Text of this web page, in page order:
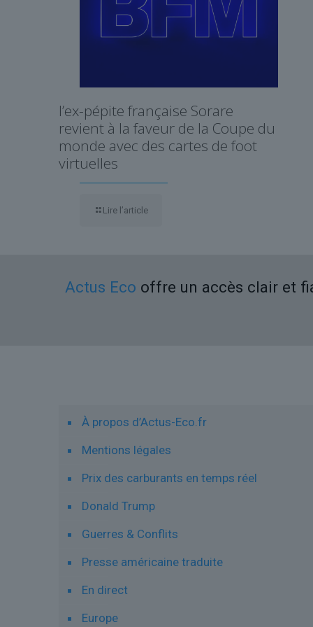
l’ex-pépite française Sorare
revient à la faveur de la Coupe du
monde avec des cartes de foot
virtuelles
Lire l’article
Actus Eco offre un accès clair et
À propos d’Actus-Eco.fr
Mentions légales
Prix des carburants en temps réel
Donald Trump
Guerres & Conflits
Presse américaine traduite
En direct
Europe